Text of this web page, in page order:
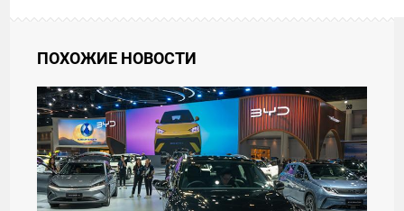
ПОХОЖИЕ НОВОСТИ